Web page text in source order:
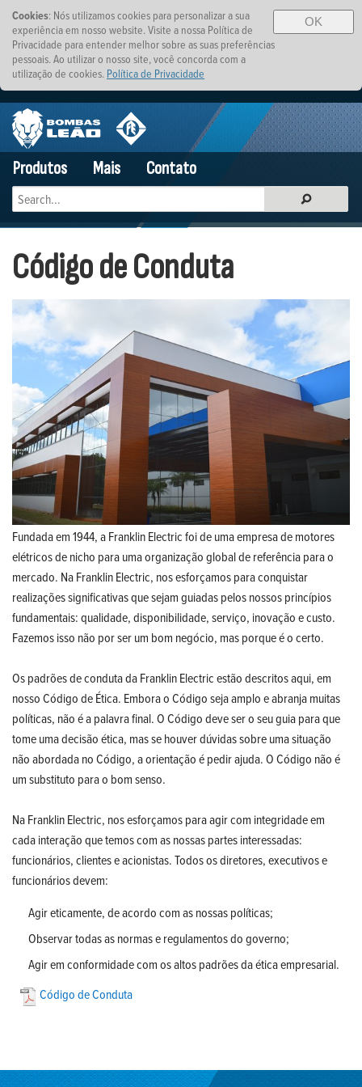
OK
Cookies: Nós utilizamos cookies para personalizar a sua
experiência em nosso website. Visite a nossa Política de
Privacidade para entender melhor sobre as suas preferências
pessoais. Ao utilizar o nosso site, você concorda com a
utilização de cookies. Política de Privacidade
Produtos Mais Contato
Código de Conduta
Fundada em 1944, a Franklin Electric foi de uma empresa de motores
elétricos de nicho para uma organização global de referência para o
mercado. Na Franklin Electric, nos esforçamos para conquistar
realizações significativas que sejam guiadas pelos nossos princípios
fundamentais: qualidade, disponibilidade, serviço, inovação e custo.
Fazemos isso não por ser um bom negócio, mas porque é o certo.
Os padrões de conduta da Franklin Electric estão descritos aqui, em
nosso Código de Ética. Embora o Código seja amplo e abranja muitas
políticas, não é a palavra final. O Código deve ser o seu guia para que
tome uma decisão ética, mas se houver dúvidas sobre uma situação
não abordada no Código, a orientação é pedir ajuda. O Código não é
um substituto para o bom senso.
Na Franklin Electric, nos esforçamos para agir com integridade em
cada interação que temos com as nossas partes interessadas:
funcionários, clientes e acionistas. Todos os diretores, executivos e
funcionários devem:
Agir eticamente, de acordo com as nossas políticas;
Observar todas as normas e regulamentos do governo;
Agir em conformidade com os altos padrões da ética empresarial.
Código de Conduta